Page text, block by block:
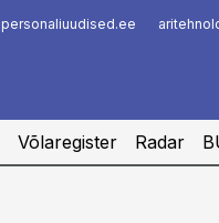
personaliuudised.ee
Võlaregister Radar